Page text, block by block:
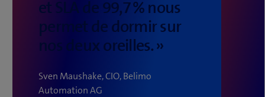
et SLA de 99,7 % nous
permet de dormir sur
nos deux oreilles. »
Sven Maushake, CIO, Belimo
Automation AG